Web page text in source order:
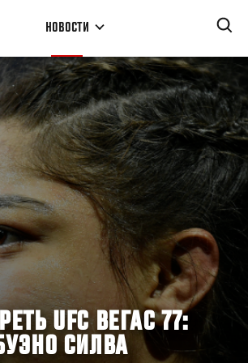
НОВОСТИ
UFC ВЕГАС 77:
СИЛВА